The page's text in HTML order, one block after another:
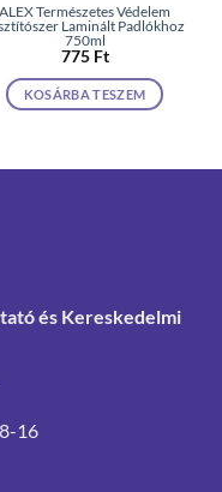
ALEX Természetes Védelem
Laminált Padlókhoz
750ml
775 Ft
KOSÁRBA TESZEM
és Kereskedelmi
16